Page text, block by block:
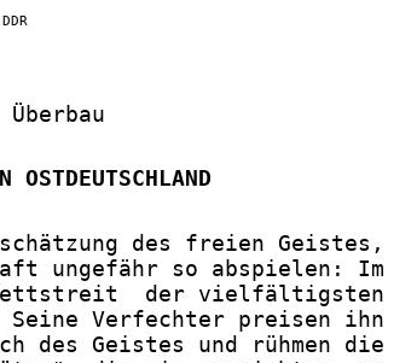
Überbau
OSTDEUTSCHLAND